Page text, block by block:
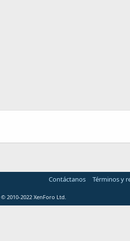
Contáctanos Términos y
© 2010-2022 XenForo Ltd.